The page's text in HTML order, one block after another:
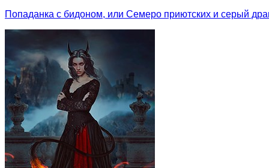
Попаданка с бидоном, или Семеро приютских и серый